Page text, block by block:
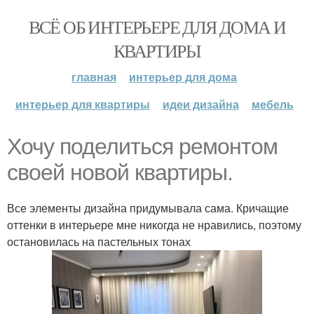
ВСЁ ОБ ИНТЕРЬЕРЕ ДЛЯ ДОМА И
КВАРТИРЫ
главная
интерьер для дома
интерьер для квартиры
идеи дизайна мебель
Хочу поделиться ремонтом
своей новой квартиры.
Все элементы дизайна придумывала сама. Кричащие
оттенки в интерьере мне никогда не нравились, поэтому
остановилась на пастельных тонах